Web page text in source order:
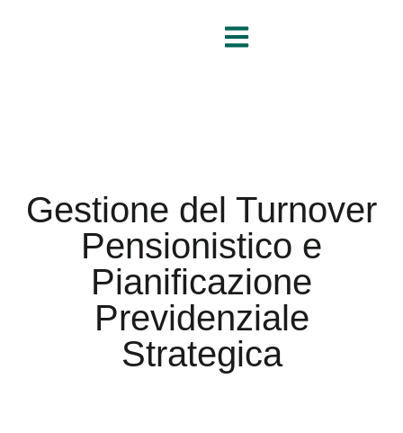
Gestione del Turnover
Pensionistico e
Pianificazione
Previdenziale
Strategica